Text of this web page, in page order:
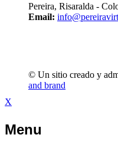
Pereira, Risaralda -
Email:
© Un sitio creado y
and brand
X
Menu